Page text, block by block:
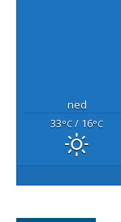
ned
33°C / 16°C